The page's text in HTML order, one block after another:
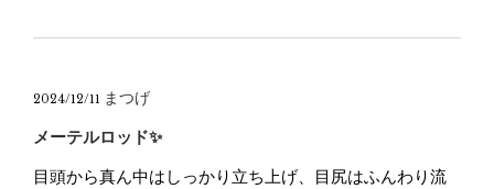
2024/12/11 まつげ
メーテルロッド✨
目頭から真ん中はしっかり立ち上げ、目尻はふんわり流